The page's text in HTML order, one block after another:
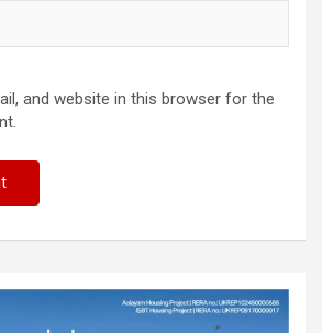
and website in this browser for the